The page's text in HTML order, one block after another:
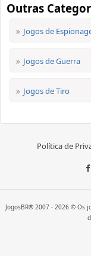
Outras
Jogos de
Jogos de Guerra
Jogos de Tiro
Política de
JogosBR® 2007 - 2026 © Os